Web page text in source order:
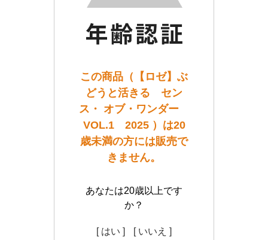
この商品（【ロゼ】ぶ
どうと活きる セン
ス・ オブ・ワンダー
VOL.1 2025 ）は20
歳未満の方には販売で
きません。
あなたは20歳以上です
か？
[ はい ] [ いいえ ]